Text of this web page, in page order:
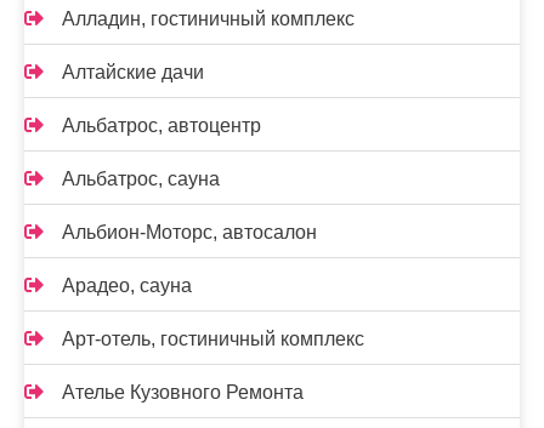
Алладин, гостиничный комплекс
Алтайские дачи
Альбатрос, автоцентр
Альбатрос, сауна
Альбион-Моторс, автосалон
Арадео, сауна
Арт-отель, гостиничный комплекс
Ателье Кузовного Ремонта